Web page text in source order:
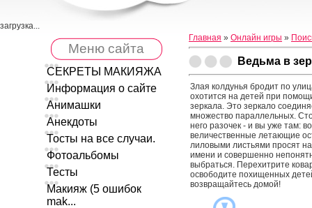
загрузка...
Меню сайта
СЕКРЕТЫ МАКИЯЖА
Информация о сайте
Анимашки
Анекдоты
Тосты на все случаи.
Фотоальбомы
Тесты
Макияж (5 ошибок
mak...
Главная » Онлайн игры »
Ведьма в
Злая колдунья бродит по
охотится на детей при
зеркала. Это зеркало
множество параллельных.
него разочек - и вы уже там:
величественные летающие
лиловыми листьями просят
имени и совершенно
выбраться. Перехитрите
освободите похищенных
возвращайтесь домой!